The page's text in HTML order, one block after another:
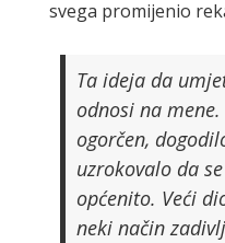
svega promijenio
Ta ideja da
odnosi na
ogorčen,
uzrokovalo da
općenito. Veći
neki način